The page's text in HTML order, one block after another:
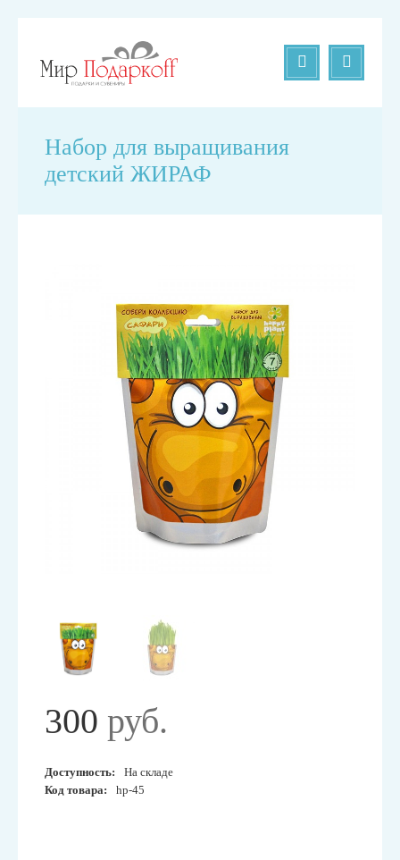
Набор для выращивания
детский ЖИРАФ
300 руб.
Доступность:
На складе
Код товара:
hp-45